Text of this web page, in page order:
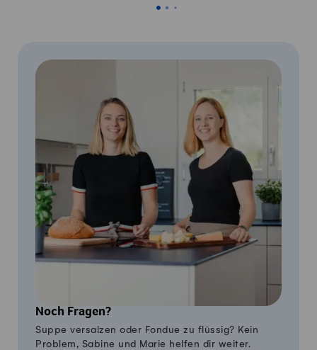
Noch Fragen?
Suppe versalzen oder Fondue zu flüssig? Kein
Problem, Sabine und Marie helfen dir weiter.